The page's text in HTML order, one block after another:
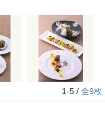
1-5 / 全9枚